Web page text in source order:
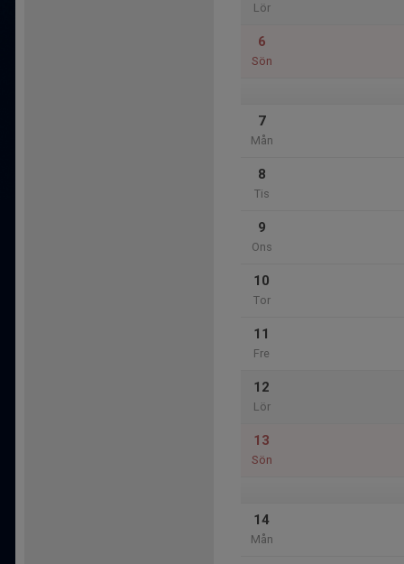
Lör
6
Sön
7
Mån
8
Tis
9
Ons
10
Tor
11
Fre
12
Lör
13
Sön
14
Mån